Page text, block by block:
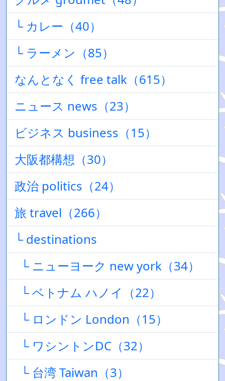
└ カレー（40）
└ ラーメン（85）
なんとなく free talk（615）
ニュース news（23）
ビジネス business（15）
大阪都構想（30）
政治 politics（24）
旅 travel（266）
└ destinations
└ ニューヨーク new york（34）
└ ベトナム ハノイ（22）
└ ロンドン London（15）
└ ワシントンDC（32）
└ 台湾 Taiwan（3）